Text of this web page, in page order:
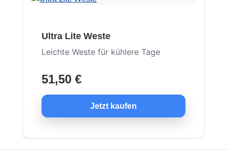
Ultra Lite Weste
Leichte Weste für kühlere Tage
51,50 €
Jetzt kaufen